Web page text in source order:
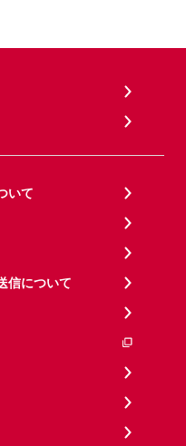
いて
信について